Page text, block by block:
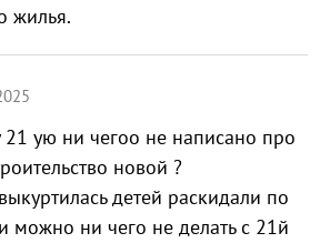
жилья.
21 ую ни чегоо не написано про
новой ?
детей раскидали по
можно ни чего не делать с 21й